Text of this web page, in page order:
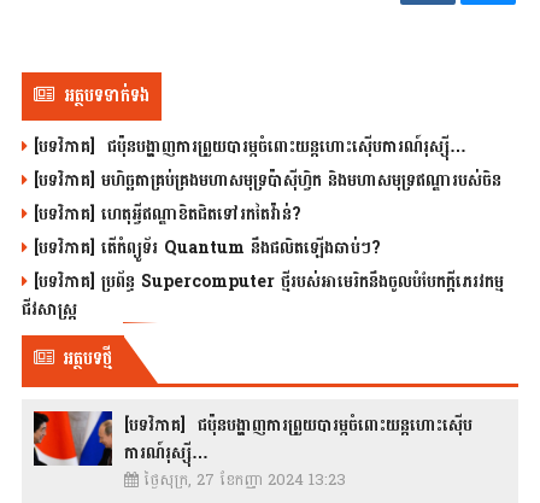
អត្ថបទទាក់ទង
[បទវិភាគ] ជប៉ុនបង្ហាញការព្រួយបារម្ភចំពោះយន្តហោះស៊ើបការណ៍រុស្ស៊ី…
[បទវិភាគ] មហិច្ឆតាគ្រប់គ្រងមហាសមុទ្រប៉ាស៊ីហ្វិក និងមហាសមុទ្រឥណ្ឌារបស់ចិន
[បទវិភាគ] ហេតុអ្វីឥណ្ឌាខិតជិតទៅរកតៃវ៉ាន់?
[បទវិភាគ] តើកំព្យូទ័រ Quantum នឹងផលិតឡើងឆាប់ៗ?
[បទវិភាគ] ប្រព័ន្ធ Supercomputer ថ្មីរបស់អាមេរិកនឹងចូលបំបែកក្តីភេរវកម្ម
ជីវសាស្រ្ត
អត្ថបទថ្មី
[បទវិភាគ] ជប៉ុនបង្ហាញការព្រួយបារម្ភចំពោះយន្តហោះស៊ើប
ការណ៍រុស្ស៊ី…
ថ្ងៃសុក្រ, 27 ខែកញ្ញា 2024 13:23